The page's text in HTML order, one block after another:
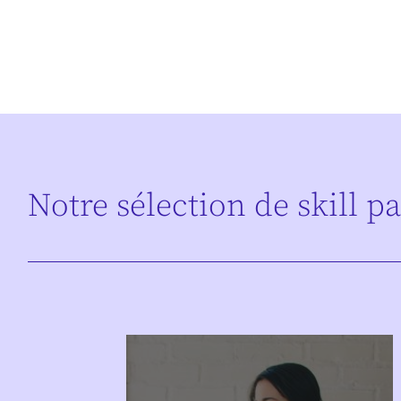
Notre sélection de skill